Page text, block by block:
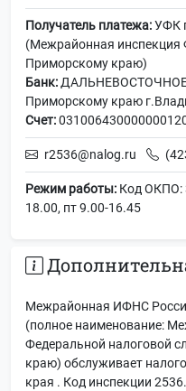
Получатель платежа:УФК
(Межрайонная
Приморскому краю)
Банк:
Приморскому краю
Счет:
r2536@nalog.ru
Режим работы: Код ОКПО:
18.00, пт 9.00-16.45
Межрайонная ИФНС
(полное наименование:
Федеральной налоговой
краю) обслуживает
края . Код инспекции